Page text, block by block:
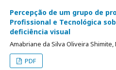
Percepção de um grupo de
Profissional e Tecnológica
deficiência visual
Amabriane da Silva Oliveira
PDF